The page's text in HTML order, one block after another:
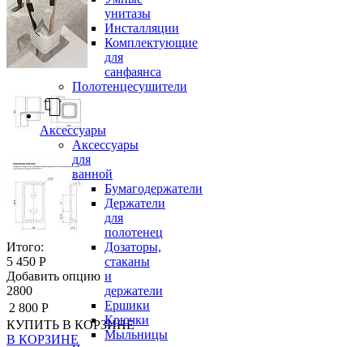
унитазы
Инсталляции
Комплектующие
для
санфаянса
Полотенцесушители
Аксессуары
Аксессуары
для
ванной
Бумагодержатели
Держатели
для
полотенец
Дозаторы,
стаканы
и
держатели
Ершики
Крючки
Мыльницы
Итого:
5 450 Р
Добавить опцию
2800
2 800 Р
КУПИТЬ В КОРЗИНЕ
В КОРЗИНЕ